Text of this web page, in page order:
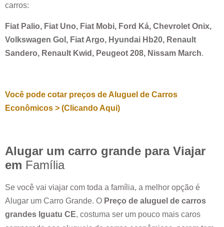
carros:
Fiat Palio, Fiat Uno, Fiat Mobi, Ford Ká, Chevrolet Onix,
Volkswagen Gol, Fiat Argo, Hyundai Hb20, Renault
Sandero, Renault Kwid, Peugeot 208, Nissam March.
Você pode cotar preços de Aluguel de Carros
Econômicos > (Clicando Aqui)
Alugar um carro grande para Viajar
em Família
Se você vai viajar com toda a família, a melhor opção é
Alugar um Carro Grande. O Preço de aluguel de carros
grandes Iguatu CE, costuma ser um pouco mais caros